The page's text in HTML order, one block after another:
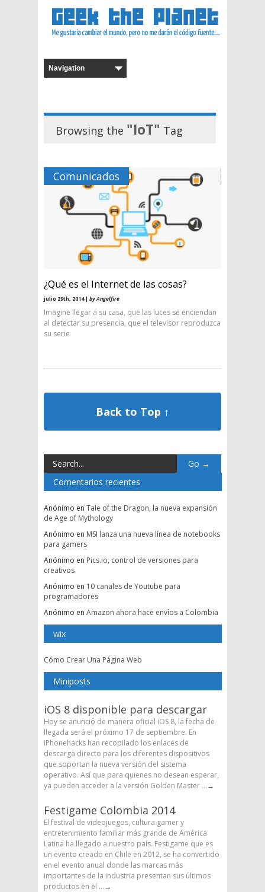
Browsing the "IoT" Tag
Comunicados
¿Qué es el Internet de las cosas?
julio 29th, 2014 | by Angelfire
Imagine llegar a su casa, que las luces se enciendan
al detectar su presencia, que el televisor reproduzca
su serie
Back to Top ↑
Comentarios recientes
Anónimo en Tale of the Dragon, la nueva expansión
de Age of Mythology
Anónimo en MSI lanza una nueva línea de notebooks
para gamers
Anónimo en Pics.io, control de versiones para
creativos
Anónimo en 10 canales de Youtube para
programadores
Anónimo en Amazon ahora hace envíos a Colombia
wix
Cómo Crear Una Página Web
Miniposts
iOS 8 disponible para descargar
Hoy se anunció de manera oficial iOS 8, la fecha de
llegada será el próximo 17 de septiembre. En
iPhonehacks han recopilado los enlaces de
descarga directo para los diferentes dispositivos
que soportan la nueva versión del sistema
operativo. Así que para quienes no desean esperar,
ya pueden acceder a la versión Golden Master ...→
Festigame Colombia 2014
El festival de videojuegos, cultura gamer y
entretenimiento familiar más grande de América
Latina ha llegado a nuestro país. Festigame que es
un evento creado en Chile en 2012, se ha convertido
en el evento anual donde las marcas más
importantes de la industria presentan sus últimos
productos en el ...→